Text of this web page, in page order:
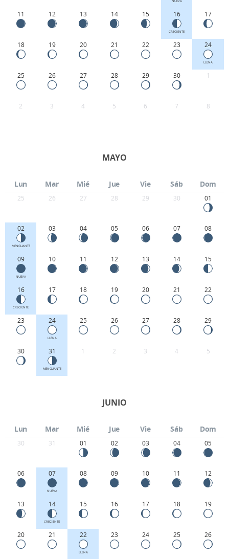
NUEVA
11 12 13 14 15 16
CRECIENTE
17
18 19 20 21 22 23 24
LLENA
25 26 27 28 29 30 1
2 3 4 5 6 7 8
MAYO
Lun Mar Mié Jue Vie Sáb Dom
25 26 27 28 29 30 01
02
MENGUANTE
03 04 05 06 07 08
09
NUEVA
10 11 12 13 14 15
16
CRECIENTE
17 18 19 20 21 22
23 24
LLENA
25 26 27 28 29
30 31
MENGUANTE
1 2 3 4 5
JUNIO
Lun Mar Mié Jue Vie Sáb Dom
30 31 01 02 03 04 05
06 07
NUEVA
08 09 10 11 12
13 14
CRECIENTE
15 16 17 18 19
20 21 22
LLENA
23 24 25 26